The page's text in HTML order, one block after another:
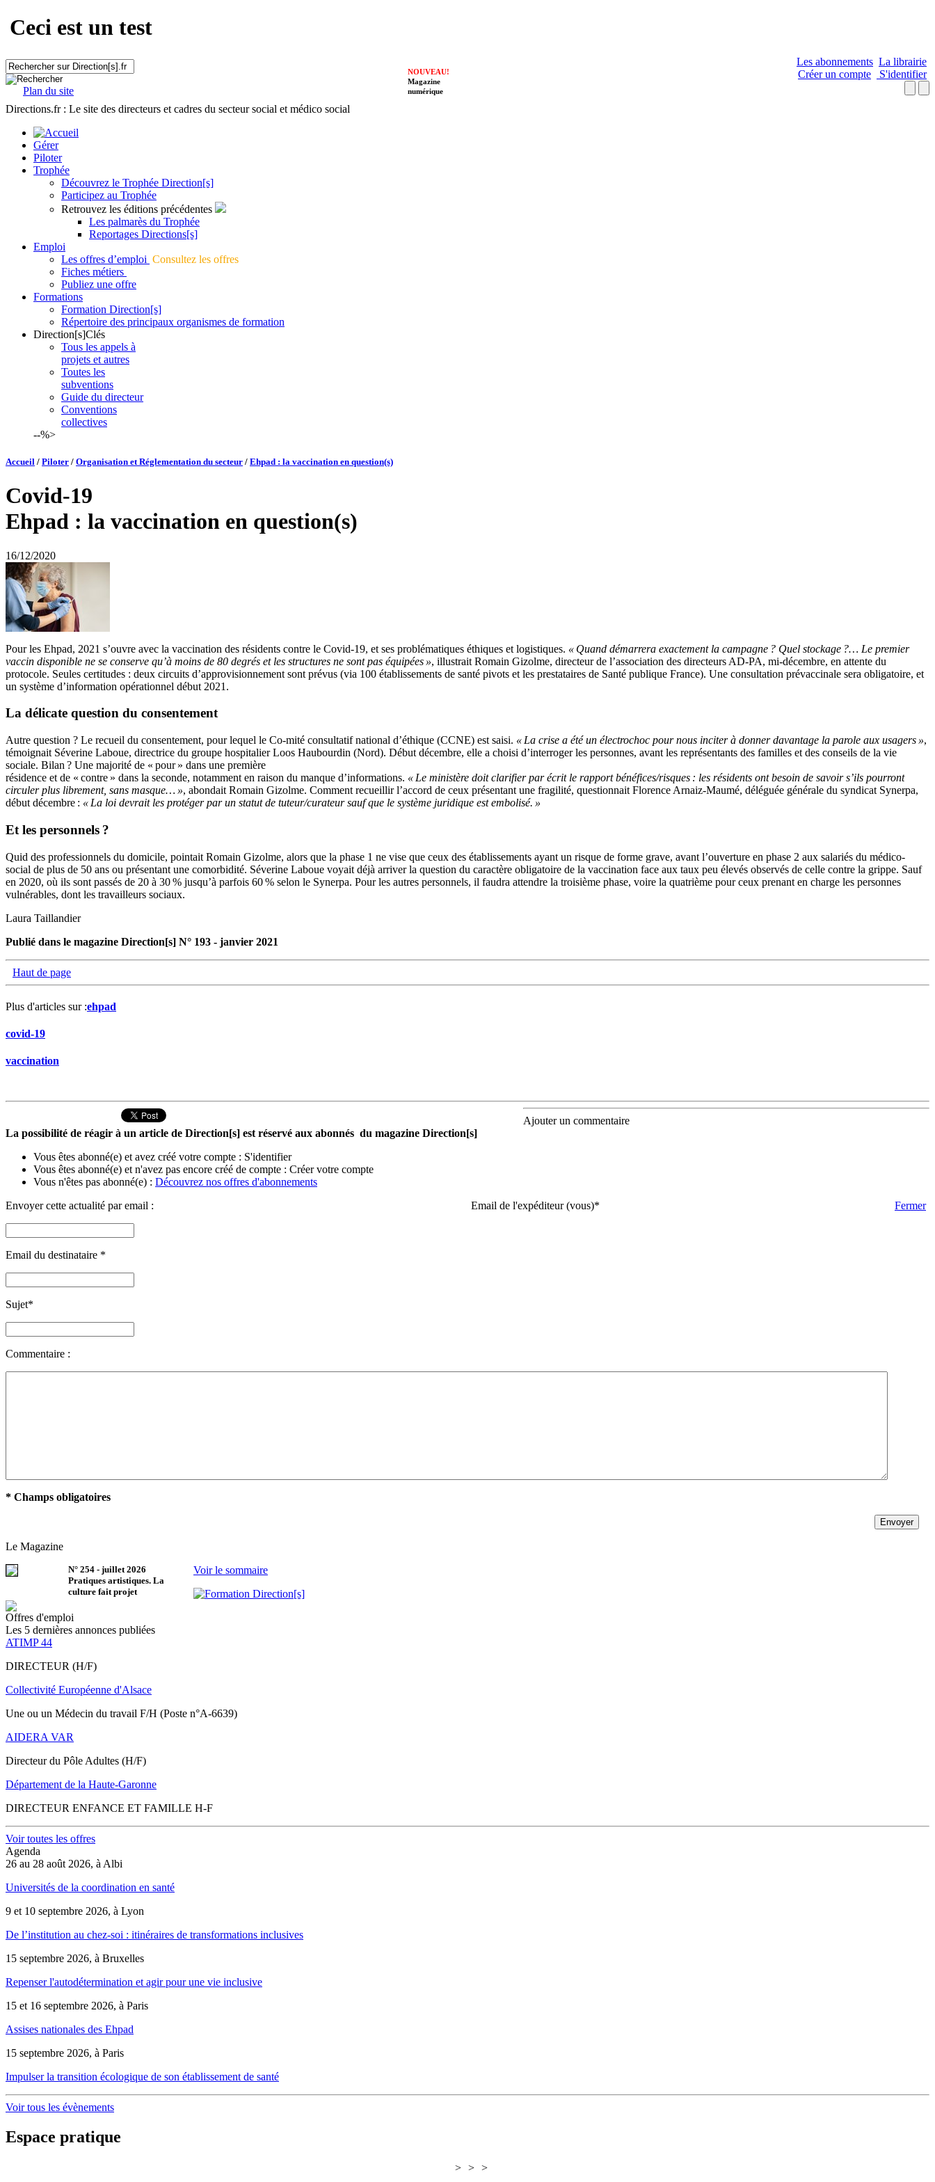
Ceci est un test
Plan du site
Les abonnements La librairie
Créer un compte
S'identifier
NOUVEAU!
Magazine
numérique
Directions.fr : Le site des directeurs et cadres du secteur social et médico social
Gérer
Piloter
Trophée
Découvrez le Trophée Direction[s]
Participez au Trophée
Retrouvez les éditions précédentes
Les palmarès du Trophée
Reportages Directions[s]
Emploi
Les offres d’emploi Consultez les offres
Fiches métiers
Publiez une offre
Formations
Formation Direction[s]
Répertoire des principaux organismes de formation
Direction[s]Clés
Tous les appels à
projets et autres
Toutes les
subventions
Guide du directeur
Conventions
collectives
--%>
Accueil / Piloter / Organisation et Réglementation du secteur / Ehpad : la vaccination en question(s)
Covid-19
Ehpad : la vaccination en question(s)
16/12/2020
Pour les Ehpad, 2021 s’ouvre avec la vaccination des résidents contre le Covid-19, et ses problématiques éthiques et logistiques. « Quand démarrera exactement la campagne ? Quel stockage ?… Le premier
vaccin disponible ne se conserve qu’à moins de 80 degrés et les structures ne sont pas équipées », illustrait Romain Gizolme, directeur de l’association des directeurs AD-PA, mi-décembre, en attente du
protocole. Seules certitudes : deux circuits d’approvisionnement sont prévus (via 100 établissements de santé pivots et les prestataires de Santé publique France). Une consultation prévaccinale sera obligatoire, et
un système d’information opérationnel début 2021.
La délicate question du consentement
Autre question ? Le recueil du consentement, pour lequel le Co-mité consultatif national d’éthique (CCNE) est saisi. « La crise a été un électrochoc pour nous inciter à donner davantage la parole aux usagers »,
témoignait Séverine Laboue, directrice du groupe hospitalier Loos Haubourdin (Nord). Début décembre, elle a choisi d’interroger les personnes, avant les représentants des familles et des conseils de la vie
sociale. Bilan ? Une majorité de « pour » dans une première
résidence et de « contre » dans la seconde, notamment en raison du manque d’informations. « Le ministère doit clarifier par écrit le rapport bénéfices/risques : les résidents ont besoin de savoir s’ils pourront
circuler plus librement, sans masque… », abondait Romain Gizolme. Comment recueillir l’accord de ceux présentant une fragilité, questionnait Florence Arnaiz-Maumé, déléguée générale du syndicat Synerpa,
début décembre : « La loi devrait les protéger par un statut de tuteur/curateur sauf que le système juridique est embolisé. »
Et les personnels ?
Quid des professionnels du domicile, pointait Romain Gizolme, alors que la phase 1 ne vise que ceux des établissements ayant un risque de forme grave, avant l’ouverture en phase 2 aux salariés du médico-
social de plus de 50 ans ou présentant une comorbidité. Séverine Laboue voyait déjà arriver la question du caractère obligatoire de la vaccination face aux taux peu élevés observés de celle contre la grippe. Sauf
en 2020, où ils sont passés de 20 à 30 % jusqu’à parfois 60 % selon le Synerpa. Pour les autres personnels, il faudra attendre la troisième phase, voire la quatrième pour ceux prenant en charge les personnes
vulnérables, dont les travailleurs sociaux.
Laura Taillandier
Publié dans le magazine Direction[s] N° 193 - janvier 2021
Haut de page
Plus d'articles sur :ehpad
covid-19
vaccination
Ajouter un commentaire
La possibilité de réagir à un article de Direction[s] est réservé aux abonnés du magazine Direction[s]
Vous êtes abonné(e) et avez créé votre compte : S'identifier
Vous êtes abonné(e) et n'avez pas encore créé de compte : Créer votre compte
Vous n'êtes pas abonné(e) : Découvrez nos offres d'abonnements
Envoyer cette actualité par email :
Fermer
Email de l'expéditeur (vous)*
Email du destinataire *
Sujet*
Commentaire :
* Champs obligatoires
Le Magazine
N° 254 - juillet 2026
Pratiques artistiques. La
culture fait projet
Voir le sommaire
Offres d'emploi
Les 5 dernières annonces publiées
ATIMP 44
DIRECTEUR (H/F)
Collectivité Européenne d'Alsace
Une ou un Médecin du travail F/H (Poste n°A-6639)
AIDERA VAR
Directeur du Pôle Adultes (H/F)
Département de la Haute-Garonne
DIRECTEUR ENFANCE ET FAMILLE H-F
Voir toutes les offres
Agenda
26 au 28 août 2026, à Albi
Universités de la coordination en santé
9 et 10 septembre 2026, à Lyon
De l’institution au chez-soi : itinéraires de transformations inclusives
15 septembre 2026, à Bruxelles
Repenser l'autodétermination et agir pour une vie inclusive
15 et 16 septembre 2026, à Paris
Assises nationales des Ehpad
15 septembre 2026, à Paris
Impulser la transition écologique de son établissement de santé
Voir tous les évènements
Espace pratique
> > >